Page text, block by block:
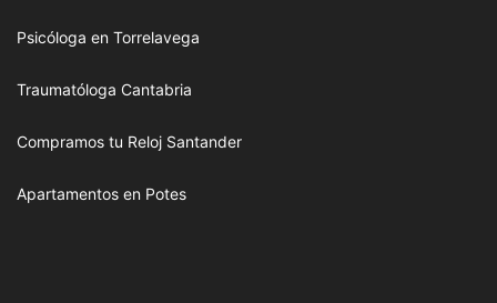
Psicóloga en Torrelavega
Traumatóloga Cantabria
Compramos tu Reloj Santander
Apartamentos en Potes